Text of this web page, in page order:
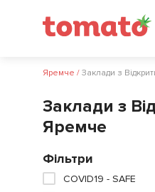
Яремче / Заклади з
Заклади з
Яремче
Фільтри
COVID19 - SAFE